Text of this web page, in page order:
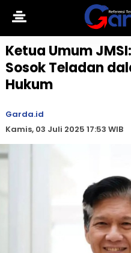
Ketua Umum
Sosok Teladan
Hukum
Garda.id
Kamis, 03 Juli 2025 17:53 WIB